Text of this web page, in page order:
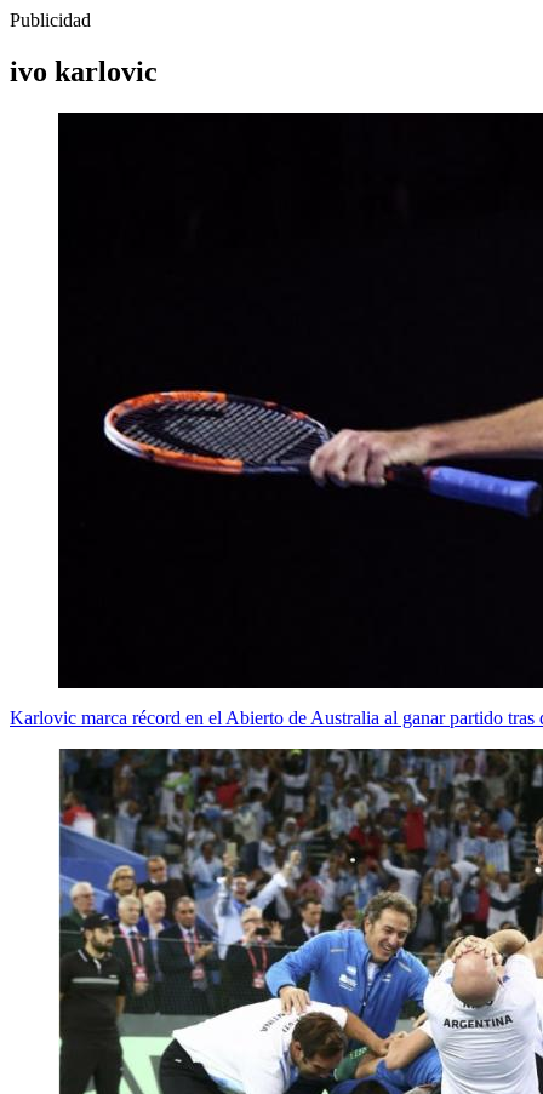
Publicidad
ivo karlovic
Karlovic marca récord en el Abierto de Australia al ganar partido tras